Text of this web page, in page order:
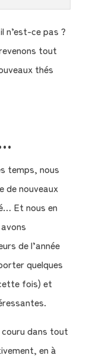
n’est-ce pas ?
tout
thés
temps, nous
de nouveaux
Et nous en
de l’année
quelques
fois) et
couru dans tout
en à